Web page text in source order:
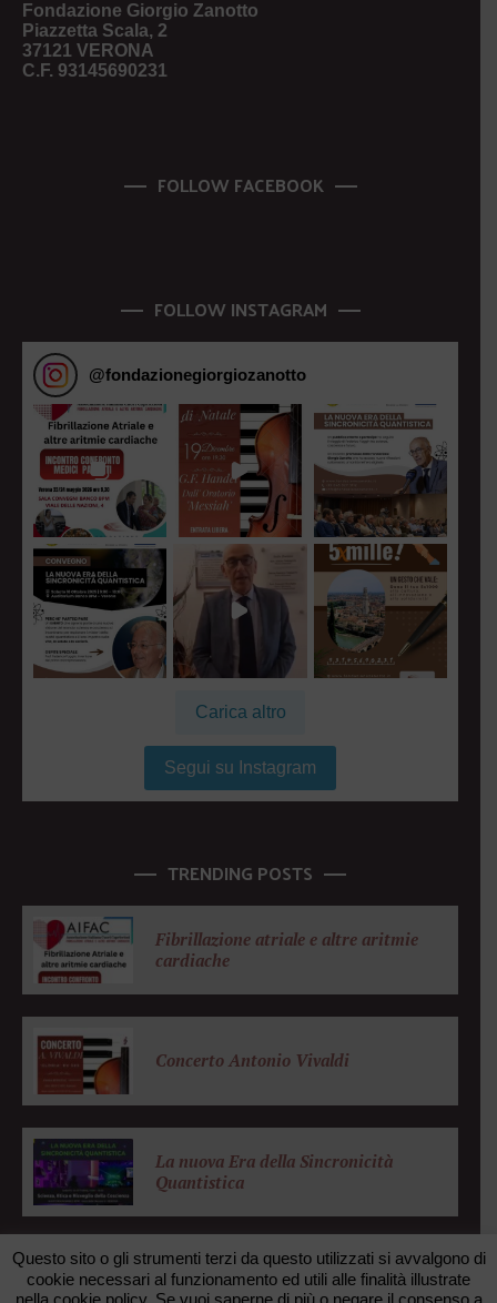
Fondazione Giorgio Zanotto
Piazzetta Scala, 2
37121 VERONA
C.F. 93145690231
FOLLOW FACEBOOK
FOLLOW INSTAGRAM
@fondazionegiorgiozanotto
Carica altro
Segui su Instagram
TRENDING POSTS
Fibrillazione atriale e altre aritmie
cardiache
Concerto Antonio Vivaldi
La nuova Era della Sincronicità
Quantistica
Questo sito o gli strumenti terzi da questo utilizzati si avvalgono di
cookie necessari al funzionamento ed utili alle finalità illustrate